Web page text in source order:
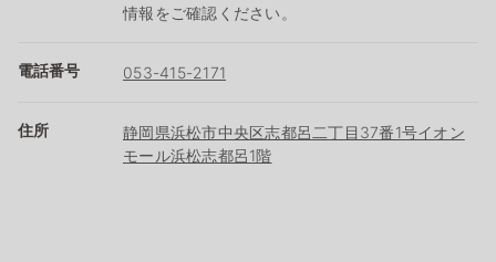
情報をご確認ください。
電話番号 053-415-2171
住所
静岡県浜松市中央区志都呂二丁目37番1号イオン
モール浜松志都呂1階